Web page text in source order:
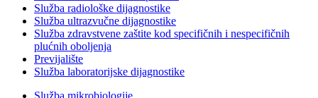
Služba radiološke dijagnostike
Služba ultrazvučne dijagnostike
Služba zdravstvene zaštite kod specifičnih i nespecifičnih
plućnih oboljenja
Previjalište
Služba laboratorijske dijagnostike